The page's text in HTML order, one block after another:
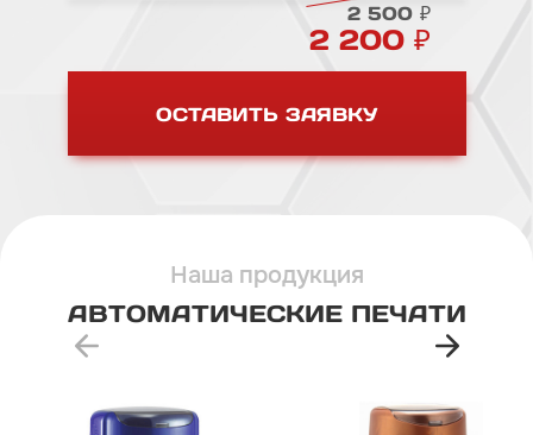
2 500 ₽
2 200 ₽
ОСТАВИТЬ ЗАЯВКУ
Наша продукция
АВТОМАТИЧЕСКИЕ ПЕЧАТИ